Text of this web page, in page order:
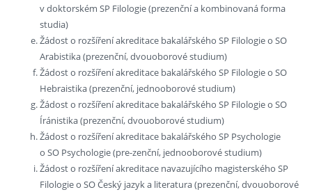
v doktorském SP Filologie (prezenční a kombinovaná forma
studia)
Žádost o rozšíření akreditace bakalářského SP Filologie o SO
Arabistika (prezenční, dvouoborové studium)
Žádost o rozšíření akreditace bakalářského SP Filologie o SO
Hebraistika (prezenční, jednooborové studium)
Žádost o rozšíření akreditace bakalářského SP Filologie o SO
Íránistika (prezenční, dvouoborové studium)
Žádost o rozšíření akreditace bakalářského SP Psychologie
o SO Psychologie (pre-zenční, jednooborové studium)
Žádost o rozšíření akreditace navazujícího magisterského SP
Filologie o SO Český jazyk a literatura (prezenční, dvouoborové